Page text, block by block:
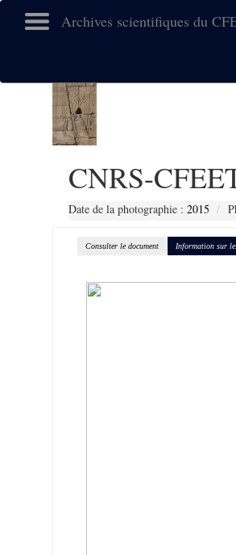
Archives scientifiques du
CNRS-
Date de la photographie : 2015
Consulter le document Information sur